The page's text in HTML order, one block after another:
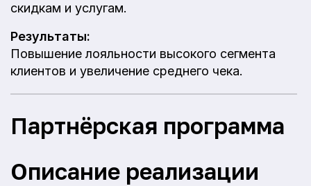
скидкам и услугам.
Результаты:
Повышение лояльности высокого сегмента
клиентов и увеличение среднего чека.
Партнёрская программа
Описание реализации